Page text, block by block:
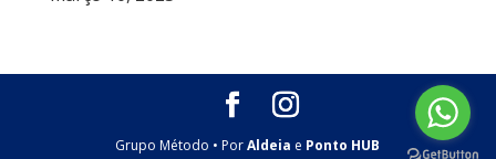
Grupo Método • PorAldeia e Ponto HUB